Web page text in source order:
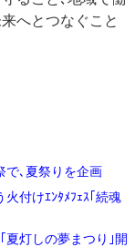
へとつなぐこと
で､夏祭りを企画
付けｴﾝﾀﾒﾌｪｽ｢続魂
夏灯しの夢まつり｣開